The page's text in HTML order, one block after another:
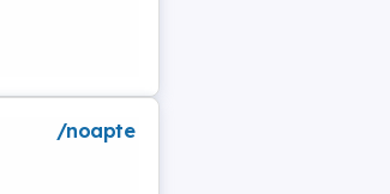
/noapte